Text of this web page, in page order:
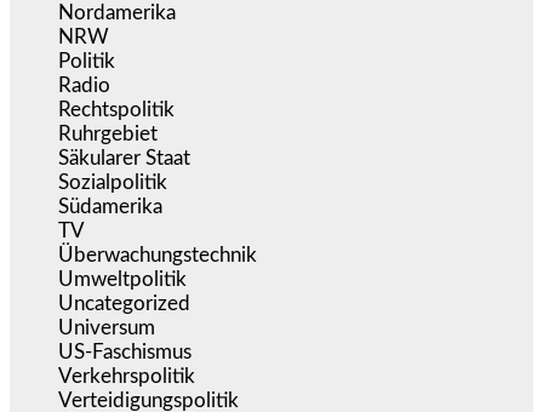
Nordamerika
NRW
Politik
Radio
Rechtspolitik
Ruhrgebiet
Säkularer Staat
Sozialpolitik
Südamerika
TV
Überwachungstechnik
Umweltpolitik
Uncategorized
Universum
US-Faschismus
Verkehrspolitik
Verteidigungspolitik